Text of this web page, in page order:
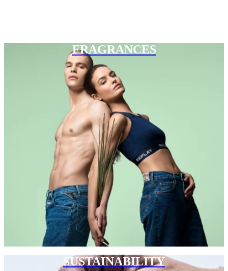
FRAGRANCES
SUSTAINABILITY